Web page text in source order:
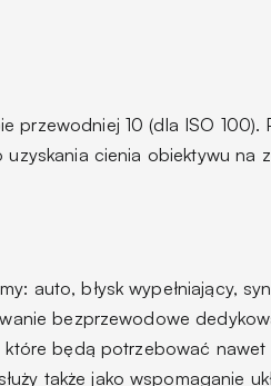
przewodniej 10 (dla ISO 100).
uzyskania cienia obiektywu na
auto, błysk wypełniający,
bezprzewodowe
które będą potrzebować nawet
także jako wspomaganie